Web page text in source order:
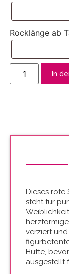
Rocklänge ab
In
Dieses rote
steht für
verziert
Hüfte,
ausgestellt